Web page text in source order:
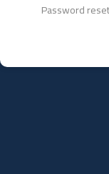
Password